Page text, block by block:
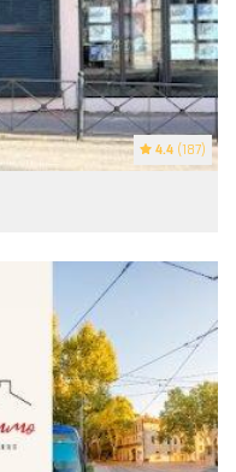
4.4 (187)